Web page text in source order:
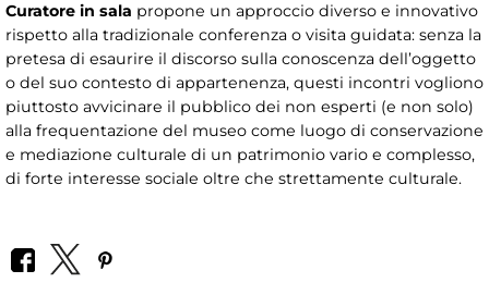
Curatore in sala propone un approccio diverso e innovativo
rispetto alla tradizionale conferenza o visita guidata: senza la
pretesa di esaurire il discorso sulla conoscenza dell’oggetto
o del suo contesto di appartenenza, questi incontri vogliono
piuttosto avvicinare il pubblico dei non esperti (e non solo)
alla frequentazione del museo come luogo di conservazione
e mediazione culturale di un patrimonio vario e complesso,
di forte interesse sociale oltre che strettamente culturale.